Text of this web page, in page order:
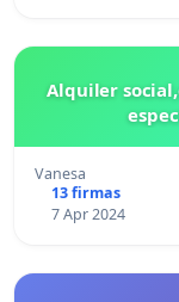
Alquiler
Vanesa
13 firmas
7 Apr 2024